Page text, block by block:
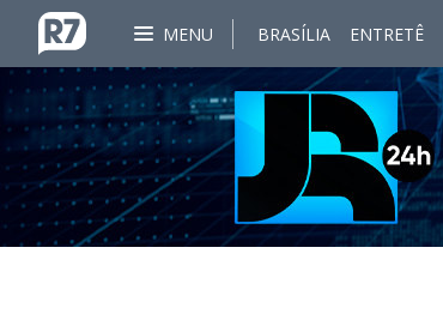
MENU BRASÍLIA ENTRETÊ